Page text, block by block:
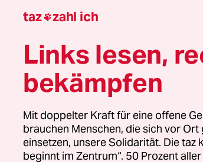
zu denen das
der rechtsextremen
Urteil, schließlich haben die
Aber es zeigt: Die Justiz geht nicht
eine Terrorgefahr ausgeht,
Die Richter haben
terroristische Vereinigung ist,
unter anderem auf
Moscheen zu begehen. Ein
taz zahl ich
Links lesen,
bekämpfen
Mit doppelter Kraft für eine offene
brauchen Menschen, die sich vor
einsetzen, unsere Solidarität. Die taz
beginnt im Zentrum“. 50 Prozent